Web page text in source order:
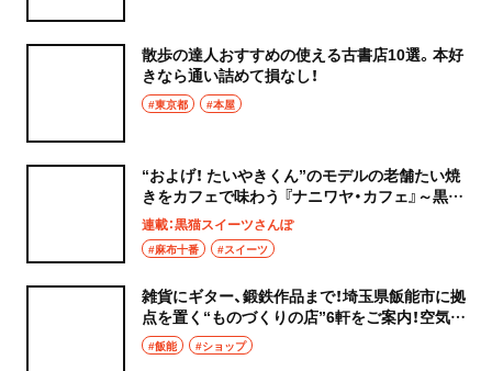
散歩の達人おすすめの使える古書店10選。本好
きなら通い詰めて損なし！
#東京都 #本屋
“およげ！ たいやきくん”のモデルの老舗たい焼
きをカフェで味わう 『ナニワヤ・カフェ』～黒猫
スイーツ散歩 麻布十番編②～
連載：黒猫スイーツさんぽ
#麻布十番 #スイーツ
雑貨にギター、鍛鉄作品まで！埼玉県飯能市に拠
点を置く“ものづくりの店”6軒をご案内！空気は
ゆるく、もの作りへの想いは熱いです。
#飯能 #ショップ